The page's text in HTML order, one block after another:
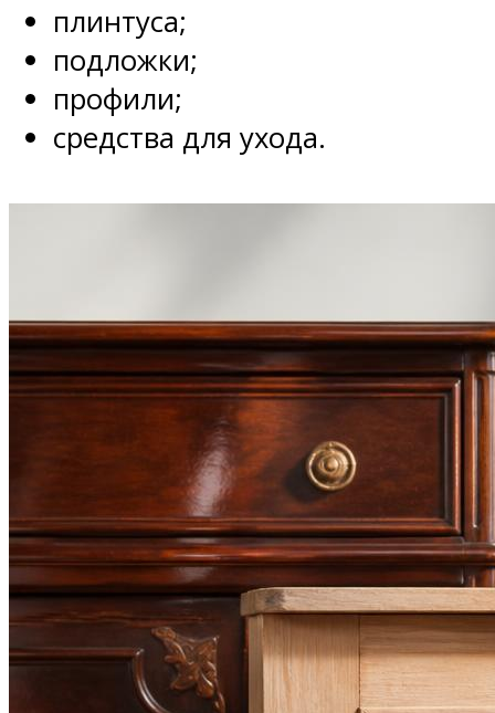
плинтуса;
подложки;
профили;
средства для ухода.